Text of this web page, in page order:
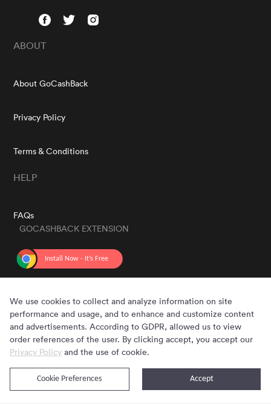
ABOUT
About GoCashBack
Privacy Policy
Terms & Conditions
HELP
FAQs
GOCASHBACK EXTENSION
Copyright © 2020 - 2026 Gocashback.com. All Rights Reserved.
We use cookies to collect and analyze information on site
performance and usage, and to enhance and customize content
and advertisements. According to GDPR, allowed us to view
order references of the user. By clicking accept, you accept our
Privacy Policy and the use of cookie.
Accept
Cookie Preferences